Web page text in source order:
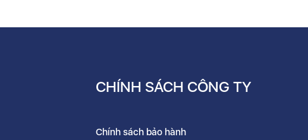
CHÍNH SÁCH CÔNG TY
Chính sách bảo hành